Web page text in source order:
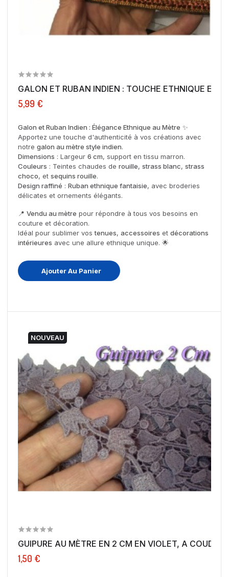
GALON ET RUBAN INDIEN : TOUCHE ETHNIQUE ET...
5,99 €
Galon et Ruban Indien : Élégance Ethnique au Mètre ✨
Apportez une touche d'authenticité à vos créations avec
notre galon au mètre style indien.
Dimensions : Largeur 6 cm, support en tissu marron.
Couleurs : Teintes chaudes de rouille, strass blanc, strass
choco, et sequins rouille.
Design raffiné : Ruban ethnique fantaisie, avec broderies
délicates et ornements élégants.
📍 Vendu au mètre pour répondre à tous vos besoins en
couture et décoration.
Idéal pour sublimer vostenues, accessoires et décorations
intérieures avec une allure ethnique unique. 🌟
Ajouter Au Panier
NOUVEAU
GUIPURE AU MÈTRE EN 2 CM EN VIOLET, A
1,50 €